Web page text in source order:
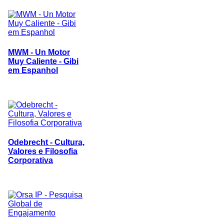
MWM - Un Motor
Muy Caliente - Gibi
em Espanhol
Odebrecht - Cultura,
Valores e Filosofia
Corporativa